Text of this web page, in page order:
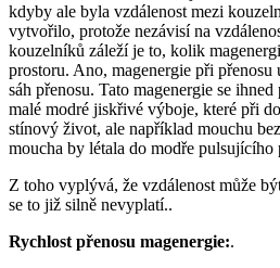
kdyby ale byla vzdálenost mezi
vytvořilo, protože nezávisí na
kouzelníků záleží je to, kolik
prostoru. Ano, magenergie při přenosu
sáh přenosu. Tato magenergie se
malé modré jiskřivé výboje, které při
stínový život, ale například mouchu
moucha by létala do modře pulsujícího
Z toho vyplývá, že vzdálenost může
se to již silně nevyplatí..
Rychlost přenosu magenergie:.